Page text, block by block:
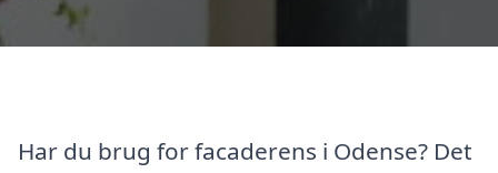
Har du brug for facaderens i Odense? Det